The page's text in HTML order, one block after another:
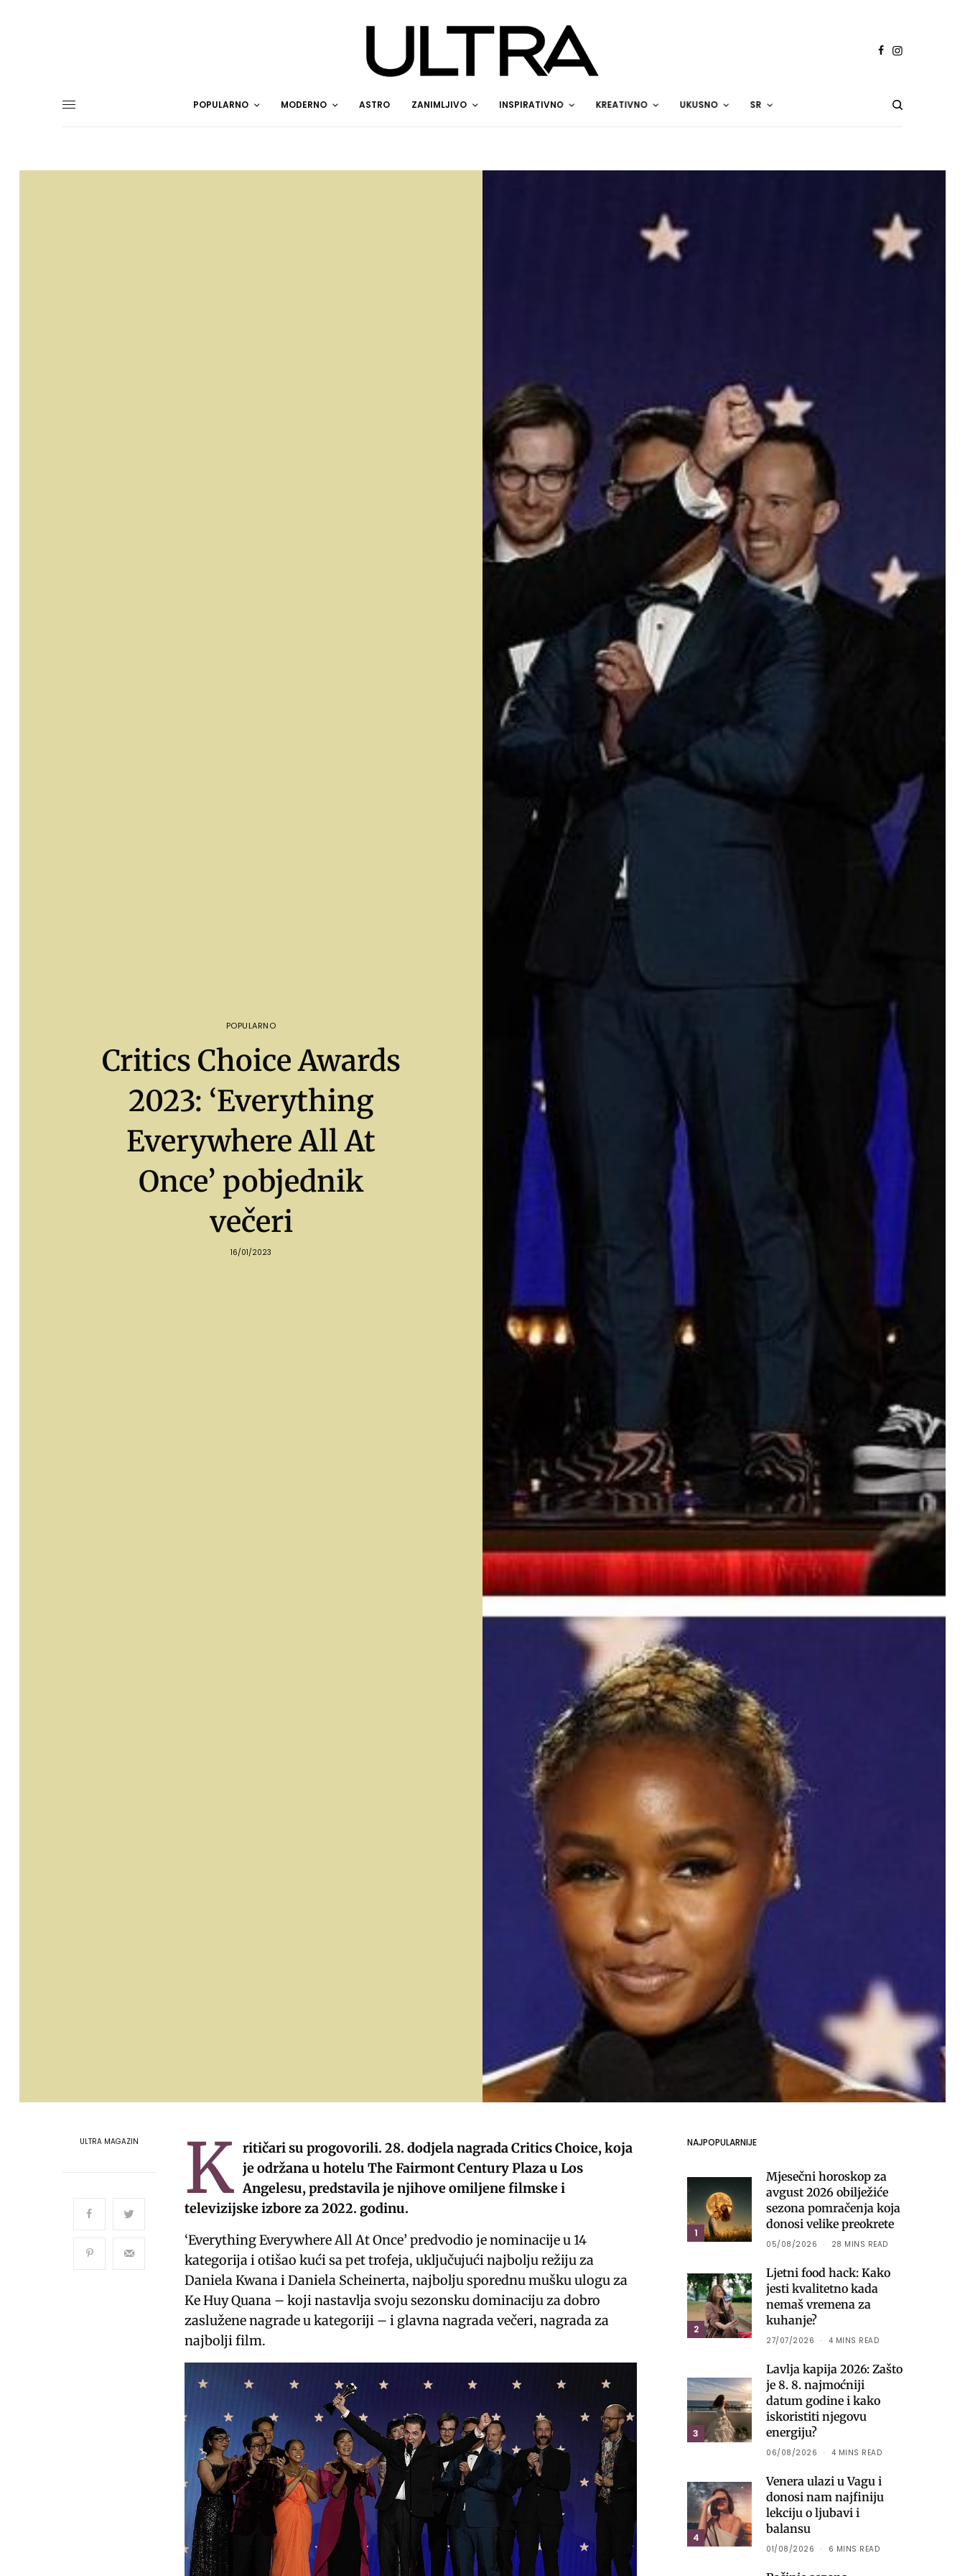
POPULARNO MODERNO ASTRO ZANIMLJIVO INSPIRATIVNO KREATIVNO UKUSNO SR
POPULARNO
Critics Choice Awards
2023: ‘Everything
Everywhere All At
Once’ pobjednik
večeri
16/01/2023
ULTRA MAGAZIN K ritičari su progovorili. 28. dodjela nagrada Critics Choice, koja
je održana u hotelu The Fairmont Century Plaza u Los
Angelesu, predstavila je njihove omiljene filmske i
televizijske izbore za 2022. godinu.
‘Everything Everywhere All At Once’ predvodio je nominacije u 14
kategorija i otišao kući sa pet trofeja, uključujući najbolju režiju za
Daniela Kwana i Daniela Scheinerta, najbolju sporednu mušku ulogu za
Ke Huy Quana – koji nastavlja svoju sezonsku dominaciju za dobro
zaslužene nagrade u kategoriji – i glavna nagrada večeri, nagrada za
najbolji film.
NAJPOPULARNIJE
1
Mjesečni horoskop za
avgust 2026 obilježiće
sezona pomračenja koja
donosi velike preokrete
05/08/2026 28 MINS READ
2
Ljetni food hack: Kako
jesti kvalitetno kada
nemaš vremena za
kuhanje?
27/07/2026 4 MINS READ
3
Lavlja kapija 2026: Zašto
je 8. 8. najmoćniji
datum godine i kako
iskoristiti njegovu
energiju?
06/08/2026 4 MINS READ
4
Venera ulazi u Vagu i
donosi nam najfiniju
lekciju o ljubavi i
balansu
01/08/2026 6 MINS READ